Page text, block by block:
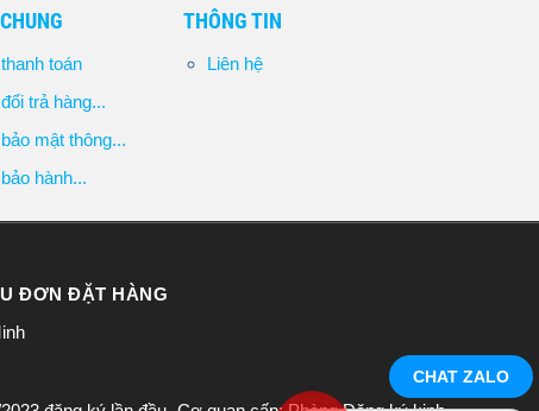
toán
trả hàng...
mật thông...
hành...
THÔNG TIN
Liên hệ
ĐƠN ĐẶT HÀNG
CHAT ZALO